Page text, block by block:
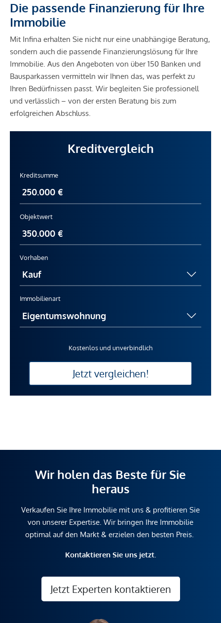
Die passende Finanzierung für Ihre
Immobilie
Mit Infina erhalten Sie nicht nur eine unabhängige Beratung,
sondern auch die passende Finanzierungslösung für Ihre
Immobilie. Aus den Angeboten von über 150 Banken und
Bausparkassen vermitteln wir Ihnen das, was perfekt zu
Ihren Bedürfnissen passt. Wir begleiten Sie professionell
und verlässlich – von der ersten Beratung bis zum
erfolgreichen Abschluss.
Kreditvergleich
Kreditsumme
Objektwert
Vorhaben
Immobilienart
Kostenlos und unverbindlich
Jetzt vergleichen!
Wir holen das Beste für Sie
heraus
Verkaufen Sie Ihre Immobilie mit uns & profitieren Sie
von unserer Expertise. Wir bringen Ihre Immobilie
optimal auf den Markt & erzielen den besten Preis.
Kontaktieren Sie uns jetzt.
Jetzt Experten kontaktieren